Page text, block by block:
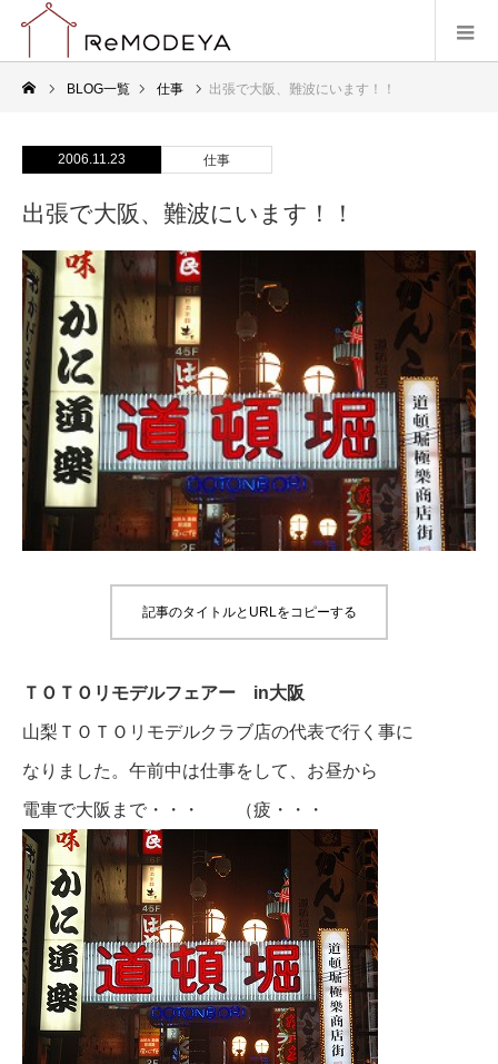
BLOG一覧 仕事 出張で大阪、難波にいます！！
2006.11.23 仕事
出張で大阪、難波にいます！！
記事のタイトルとURLをコピーする
ＴＯＴＯリモデルフェアー in大阪
山梨ＴＯＴＯリモデルクラブ店の代表で行く事に
なりました。午前中は仕事をして、お昼から
電車で大阪まで・・・ （疲・・・